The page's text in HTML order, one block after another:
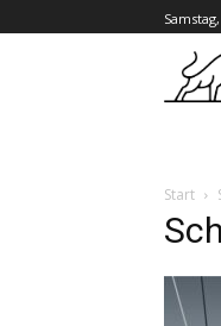
Start